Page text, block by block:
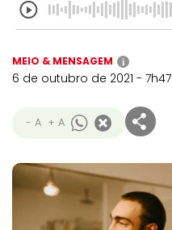
MEIO & MENSAGEM i
6 de outubro de 2021 - 7h47
- A + A